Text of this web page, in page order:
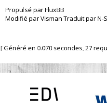
Propulsé par FluxBB
Modifié par Visman Traduit par N-
[ Généré en 0.070 secondes, 27